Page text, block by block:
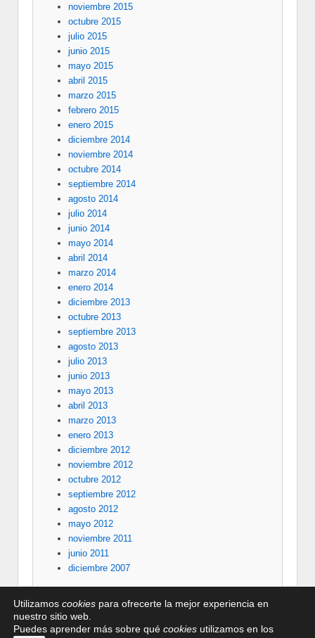
noviembre 2015
octubre 2015
julio 2015
junio 2015
mayo 2015
abril 2015
marzo 2015
febrero 2015
enero 2015
diciembre 2014
noviembre 2014
octubre 2014
septiembre 2014
agosto 2014
julio 2014
junio 2014
mayo 2014
abril 2014
marzo 2014
enero 2014
diciembre 2013
octubre 2013
septiembre 2013
agosto 2013
julio 2013
junio 2013
mayo 2013
abril 2013
marzo 2013
enero 2013
diciembre 2012
noviembre 2012
octubre 2012
septiembre 2012
agosto 2012
mayo 2012
noviembre 2011
junio 2011
diciembre 2007
Utilizamos cookies para ofrecerte la mejor experiencia en
nuestro sitio web.
Puedes aprender más sobre qué cookies utilizamos en los